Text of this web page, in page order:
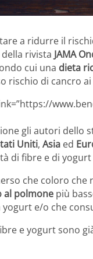
a ridurre il
rivista JAMA
cui una dieta
rischio di cancro
gli autori dello
Uniti, Asia ed
di fibre e di
che coloro
al polmone più
e/o che
e yogurt sono